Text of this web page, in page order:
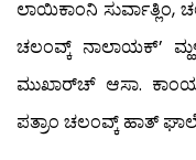
ಲಾಯಿಕಾಂನಿ
ಚಲಂವ್ಕ್ ನಾಲಾಯಕ್’
ಮುಖಾರ್‌ಚ್ ಆಸಾ.
ಪತ್ರಾಂ ಚಲಂವ್ಕ್ ಹಾತ್